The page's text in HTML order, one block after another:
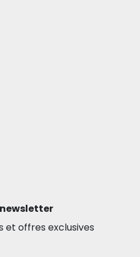
et offres exclusives